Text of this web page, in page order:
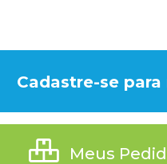
Cadastre-se
Meus